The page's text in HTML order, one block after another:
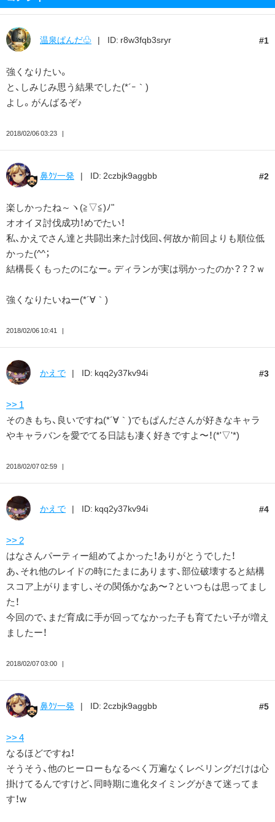
1
温泉ぱんだ♧ ID: r8w3fqb3sryr
強くなりたい。
と、しみじみ思う結果でした(*´ｰ｀)ゞ
よし。がんばるぞ♪
2018/02/06 03:23
2
鼻ｸｿ一発 ID: 2czbjk9aggbb
楽しかったね～ヽ(≧▽≦)ﾉ"
オオイヌ討伐成功！めでたい！
私、かえでさん達と共闘出来た討伐回、何故か前回よりも順位低
かった(^^；
結構長くもったのになー。ディランが実は弱かったのか？？？ｗ
強くなりたいねー(*´∀｀)
2018/02/06 10:41
3
かえで ID: kqq2y37kv94i
>> 1
そのきもち、良いですね(*´∀｀)でもぱんださんが好きなキャラ
やキャラバンを愛でてる日誌も凄く好きですよ〜！(*'▽'*)
2018/02/07 02:59
4
かえで ID: kqq2y37kv94i
>> 2
はなさんパーティー組めてよかった！ありがとうでした！
あ、それ他のレイドの時にたまにあります、部位破壊すると結構
スコア上がりますし、その関係かなあ〜？といつもは思ってまし
た！
今回ので、まだ育成に手が回ってなかった子も育てたい子が増え
ましたー！
2018/02/07 03:00
5
鼻ｸｿ一発 ID: 2czbjk9aggbb
>> 4
なるほどですね！
そうそう、他のヒーローもなるべく万遍なくレベリングだけは心
掛けてるんですけど、同時期に進化タイミングがきて迷ってま
す！w